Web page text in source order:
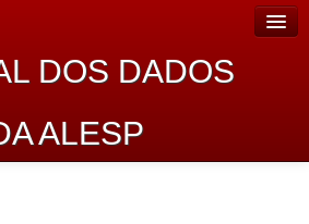
DOS DADOS
ALESP